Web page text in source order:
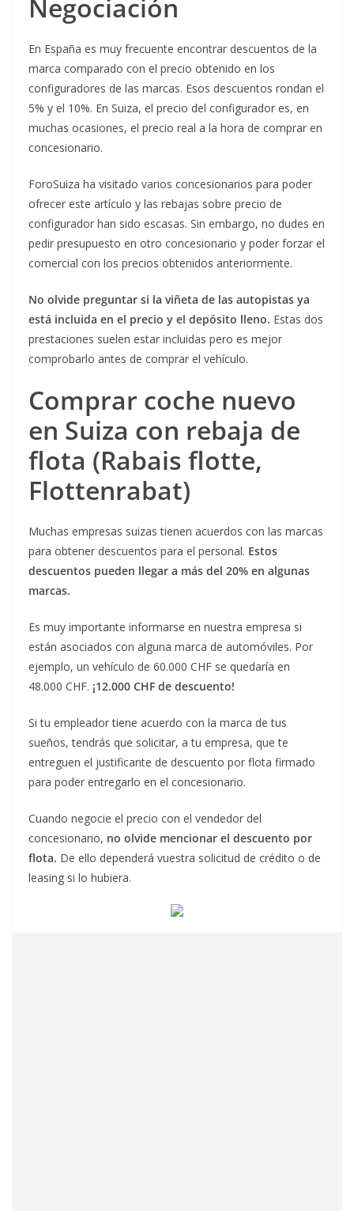
Negociación
En España es muy frecuente encontrar descuentos de la
marca comparado con el precio obtenido en los
configuradores de las marcas. Esos descuentos rondan el
5% y el 10%. En Suiza, el precio del configurador es, en
muchas ocasiones, el precio real a la hora de comprar en
concesionario.
ForoSuiza ha visitado varios concesionarios para poder
ofrecer este artículo y las rebajas sobre precio de
configurador han sido escasas. Sin embargo, no dudes en
pedir presupuesto en otro concesionario y poder forzar el
comercial con los precios obtenidos anteriormente.
No olvide preguntar si la viñeta de las autopistas ya
está incluida en el precio y el depósito lleno. Estas dos
prestaciones suelen estar incluidas pero es mejor
comprobarlo antes de comprar el vehículo.
Comprar coche nuevo
en Suiza con rebaja de
flota (Rabais flotte,
Flottenrabat)
Muchas empresas suizas tienen acuerdos con las marcas
para obtener descuentos para el personal. Estos
descuentos pueden llegar a más del 20% en algunas
marcas.
Es muy importante informarse en nuestra empresa si
están asociados con alguna marca de automóviles. Por
ejemplo, un vehículo de 60.000 CHF se quedaría en
48.000 CHF. ¡12.000 CHF de descuento!
Si tu empleador tiene acuerdo con la marca de tus
sueños, tendrás que solicitar, a tu empresa, que te
entreguen el justificante de descuento por flota firmado
para poder entregarlo en el concesionario.
Cuando negocie el precio con el vendedor del
concesionario, no olvide mencionar el descuento por
flota. De ello dependerá vuestra solicitud de crédito o de
leasing si lo hubiera.